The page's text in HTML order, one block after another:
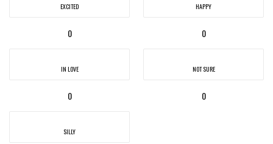
EXCITED
0
HAPPY
0
IN LOVE
0
NOT SURE
0
SILLY